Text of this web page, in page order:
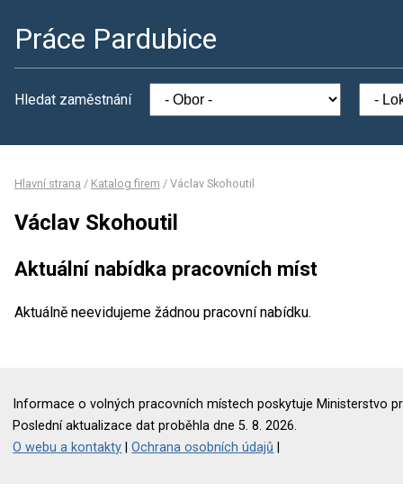
Práce Pardubice
Hledat zaměstnání
Hlavní strana / Katalog firem / Václav Skohoutil
Václav Skohoutil
Aktuální nabídka pracovních míst
Aktuálně neevidujeme žádnou pracovní nabídku.
Informace o volných pracovních místech poskytuje Ministerstvo
Poslední aktualizace dat proběhla dne 5. 8. 2026.
O webu a kontakty |Ochrana osobních údajů